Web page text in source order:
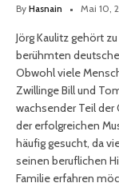
By Hasnain Mai 10,
Jörg Kaulitz gehört
berühmten
Obwohl viele
Zwillinge Bill und
wachsender Teil
der erfolgreichen
häufig gesucht, da
seinen beruflichen
Familie erfahren